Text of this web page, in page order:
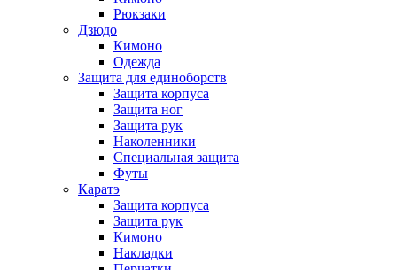
Рюкзаки
Дзюдо
Кимоно
Одежда
Защита для единоборств
Защита корпуса
Защита ног
Защита рук
Наколенники
Специальная защита
Футы
Каратэ
Защита корпуса
Защита рук
Кимоно
Накладки